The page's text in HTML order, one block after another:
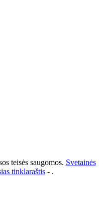
teisės saugomos. Svetainės
tinklaraštis - .